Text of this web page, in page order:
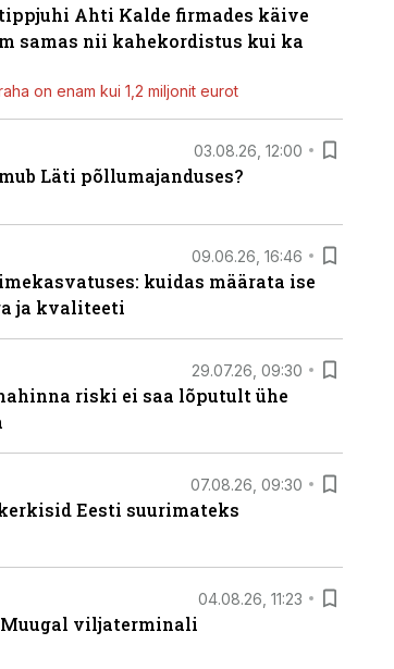
Ahti Kalde firmades käive
samas nii kahekordistus kui ka
on enam kui 1,2 miljonit eurot
03.08.26, 12:00
Läti põllumajanduses?
09.06.26, 16:46
kuidas määrata ise
ja kvaliteeti
29.07.26, 09:30
riski ei saa lõputult ühe
07.08.26, 09:30
Eesti suurimateks
04.08.26, 11:23
viljaterminali